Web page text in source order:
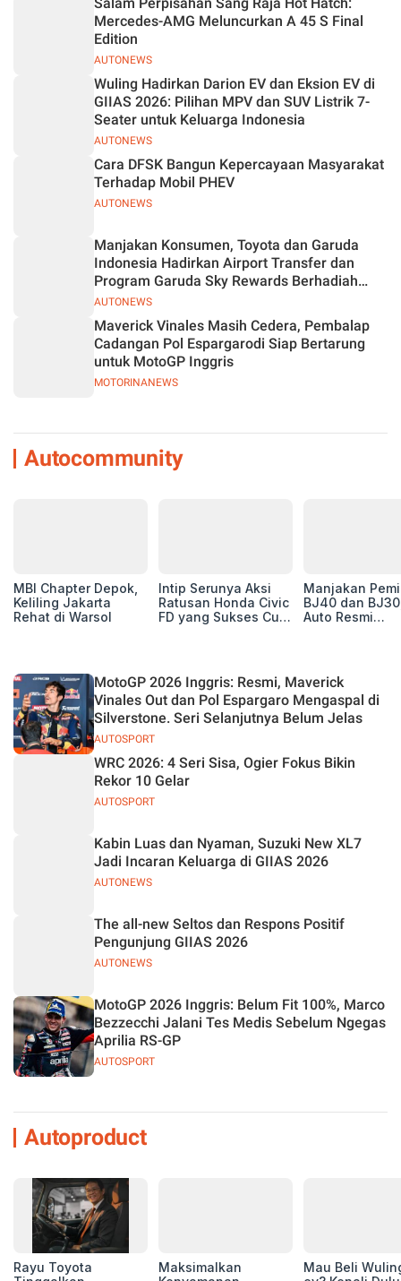
AUTONEWS
Mercedes-AMG Meluncurkan A 45 S Final
Edition
AUTONEWS
Wuling Hadirkan Darion EV dan Eksion EV di
GIIAS 2026: Pilihan MPV dan SUV Listrik 7-
Seater untuk Keluarga Indonesia
AUTONEWS
Cara DFSK Bangun Kepercayaan Masyarakat
Terhadap Mobil PHEV
AUTONEWS
Manjakan Konsumen, Toyota dan Garuda
Indonesia Hadirkan Airport Transfer dan
Program Garuda Sky Rewards Berhadiah
Hybrid EV
MOTORINANEWS
Maverick Vinales Masih Cedera, Pembalap
Cadangan Pol Espargarodi Siap Bertarung
untuk MotoGP Inggris
Autocommunity
MBI Chapter Depok,
Keliling Jakarta
Rehat di Warsol
Intip Serunya Aksi
Ratusan Honda Civic
FD yang Sukses Curi
Manjakan
BJ40 dan
Auto Resmi
AUTOSPORT
MotoGP 2026 Inggris: Resmi, Maverick
Vinales Out dan Pol Espargaro Mengaspal di
Silverstone. Seri Selanjutnya Belum Jelas
AUTOSPORT
WRC 2026: 4 Seri Sisa, Ogier Fokus Bikin
Rekor 10 Gelar
AUTONEWS
Kabin Luas dan Nyaman, Suzuki New XL7
Jadi Incaran Keluarga di GIIAS 2026
AUTONEWS
The all-new Seltos dan Respons Positif
Pengunjung GIIAS 2026
AUTOSPORT
MotoGP 2026 Inggris: Belum Fit 100%, Marco
Bezzecchi Jalani Tes Medis Sebelum Ngegas
Aprilia RS-GP
Autoproduct
Rayu Toyota
Maksimalkan
Mau Beli